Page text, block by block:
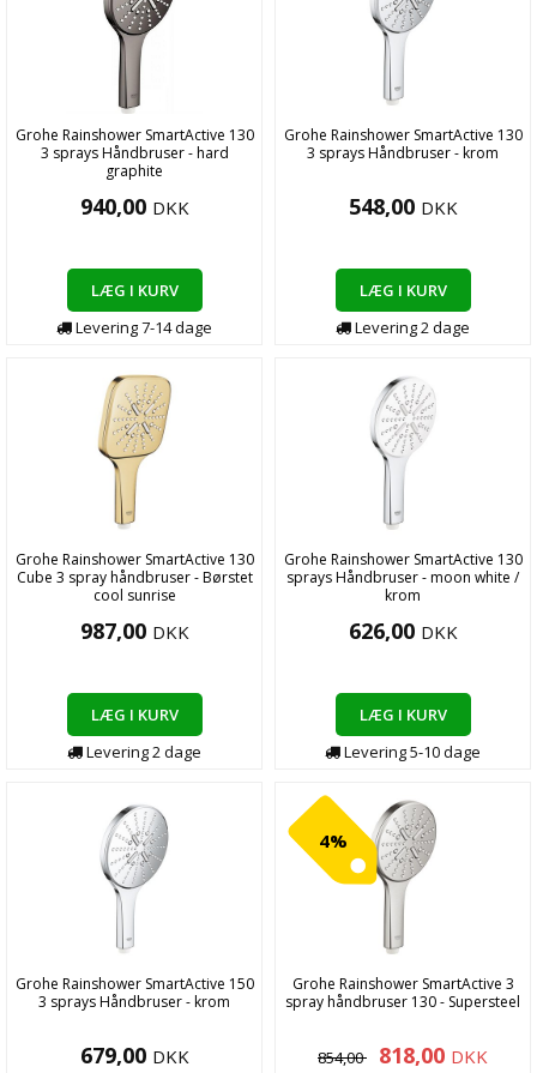
Grohe Rainshower SmartActive 130
3 sprays Håndbruser - hard
graphite
940,00 DKK
LÆG I KURV
Levering7-14dage
Grohe Rainshower SmartActive 130
3 sprays Håndbruser - krom
548,00 DKK
LÆG I KURV
Levering2dage
Grohe Rainshower SmartActive 130
Cube 3 spray håndbruser - Børstet
cool sunrise
987,00 DKK
LÆG I KURV
Levering2dage
Grohe Rainshower SmartActive 130
sprays Håndbruser - moon white /
krom
626,00 DKK
LÆG I KURV
Levering5-10dage
Grohe Rainshower SmartActive 150
3 sprays Håndbruser - krom
679,00 DKK
4%
Grohe Rainshower SmartActive 3
spray håndbruser 130 - Supersteel
854,00 818,00 DKK